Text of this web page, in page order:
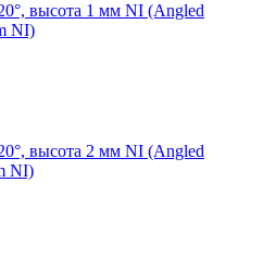
высота 1 мм NI (Angled
NI)
высота 2 мм NI (Angled
NI)